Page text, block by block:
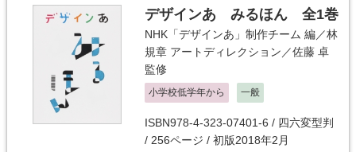
デザインあ みるほん 全1巻
NHK「デザインあ」制作チーム 編／林
規章 アートディレクション／佐藤 卓
監修
小学校低学年から 一般
ISBN978-4-323-07401-6 / 四六変型判
/ 256ページ / 初版2018年2月